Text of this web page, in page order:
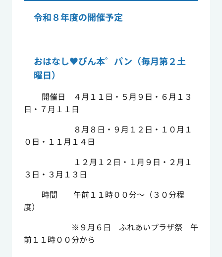
令和８年度の開催予定
おはなし♥ぴん本゜パン（毎月第２土
曜日）
開催日 ４月１１日・５月９日・６月１３
日・７月１１日
８月８日・９月１２日・１０月１
０日・１１月１４日
１２月１２日・１月９日・２月１
３日・３月１３日
時間 午前１１時００分～（３０分程
度）
※９月６日 ふれあいプラザ祭 午
前１１時００分から